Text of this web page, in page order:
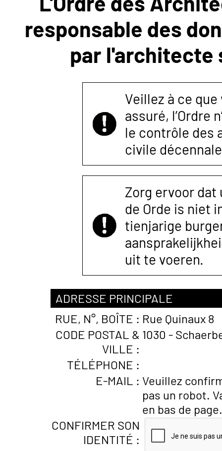
NOUS
CONTACTER
responsable des
par l'architecte
Veillez à ce
assuré, l’Ordre
le contrôle des
civile
Zorg ervoor
de Orde is niet
tienjarige
uit te voeren.
ADRESSE PRINCIPALE
RUE, N°, BOÎTE : Rue Quinaux 8
CODE POSTAL &
VILLE :
1030 -
TÉLÉPHONE :
E-MAIL : Veuillez
pas un robot.
en bas de page.
CONFIRMER SON
IDENTITÉ :